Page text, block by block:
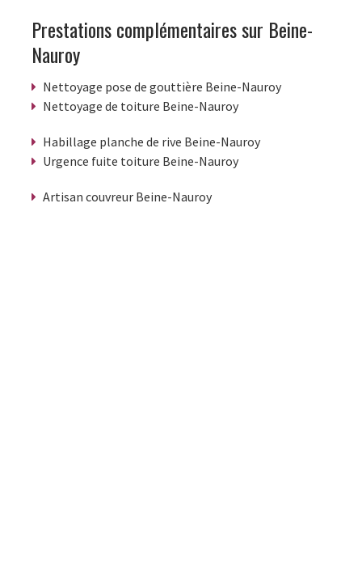
Prestations complémentaires sur Beine-
Nauroy
Nettoyage pose de gouttière Beine-Nauroy
Nettoyage de toiture Beine-Nauroy
Habillage planche de rive Beine-Nauroy
Urgence fuite toiture Beine-Nauroy
Artisan couvreur Beine-Nauroy